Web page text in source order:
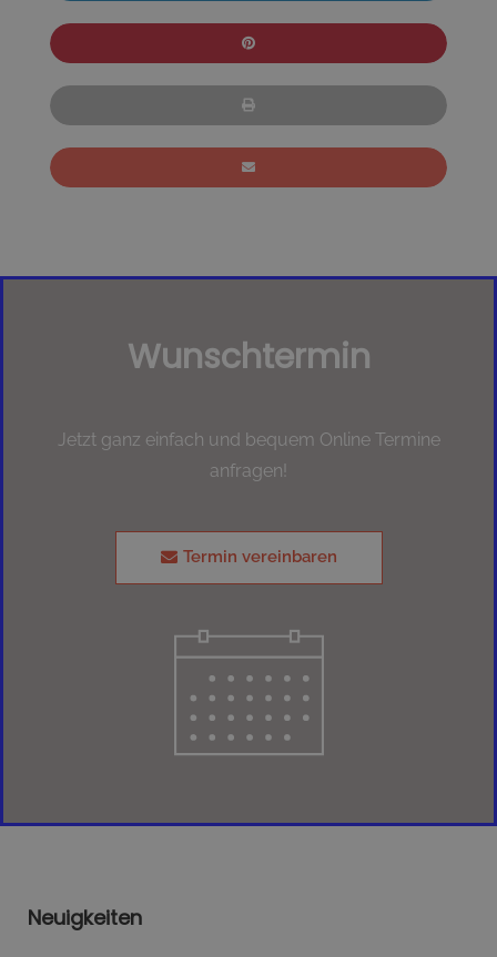
Wunschtermin
Jetzt ganz einfach und bequem Online Termine
anfragen!
Termin vereinbaren
Neuigkeiten